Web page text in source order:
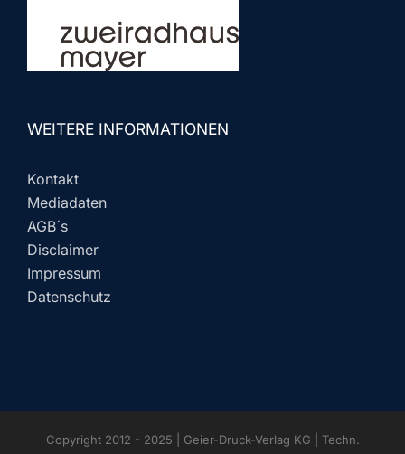
WEITERE INFORMATIONEN
Kontakt
Mediadaten
AGB´s
Disclaimer
Impressum
Datenschutz
Copyright 2012 - 2025 | Geier-Druck-Verlag KG | Techn.